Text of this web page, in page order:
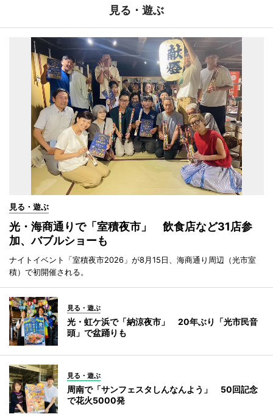
見る・遊ぶ
見る・遊ぶ
光・海商通りで「室積夜市」 飲食店など31店参
加、バブルショーも
ナイトイベント「室積夜市2026」が8月15日、海商通り周辺（光市室
積）で初開催される。
見る・遊ぶ
光・虹ケ浜で「納涼夜市」 20年ぶり「光市民音
頭」で盆踊りも
見る・遊ぶ
周南で「サンフェスタしんなんよう」 50回記念
で花火5000発